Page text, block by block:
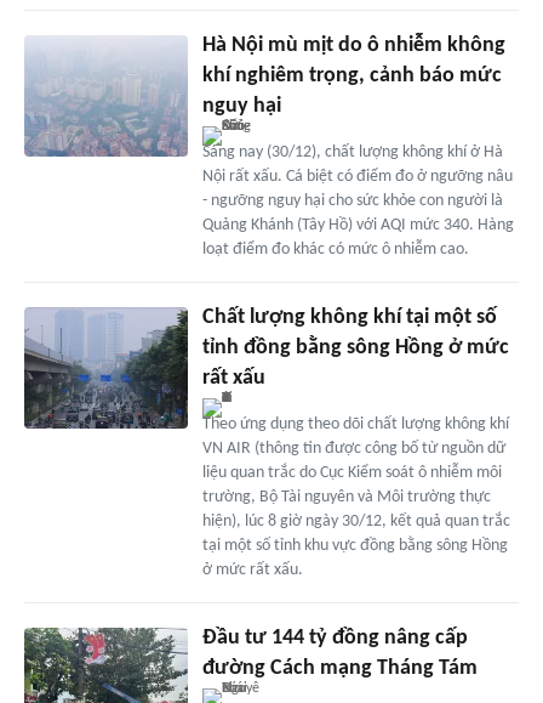
Hà Nội mù mịt do ô nhiễm không
khí nghiêm trọng, cảnh báo mức
nguy hại
Sáng nay (30/12), chất lượng không khí ở Hà
Nội rất xấu. Cá biệt có điểm đo ở ngưỡng nâu
- ngưỡng nguy hại cho sức khỏe con người là
Quảng Khánh (Tây Hồ) với AQI mức 340. Hàng
loạt điểm đo khác có mức ô nhiễm cao.
Chất lượng không khí tại một số
tỉnh đồng bằng sông Hồng ở mức
rất xấu
Theo ứng dụng theo dõi chất lượng không khí
VN AIR (thông tin được công bố từ nguồn dữ
liệu quan trắc do Cục Kiểm soát ô nhiễm môi
trường, Bộ Tài nguyên và Môi trường thực
hiện), lúc 8 giờ ngày 30/12, kết quả quan trắc
tại một số tỉnh khu vực đồng bằng sông Hồng
ở mức rất xấu.
Đầu tư 144 tỷ đồng nâng cấp
đường Cách mạng Tháng Tám